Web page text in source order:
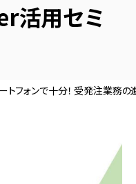
活用セミ
トフォンで十分！ 受発注業務